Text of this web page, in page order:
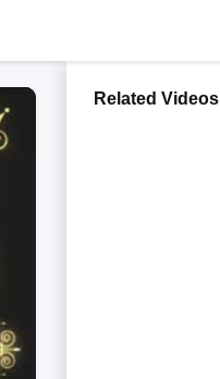
Related Videos